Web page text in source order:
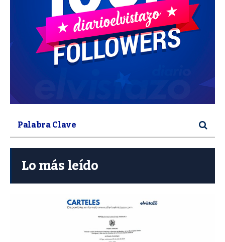
Lo más leído